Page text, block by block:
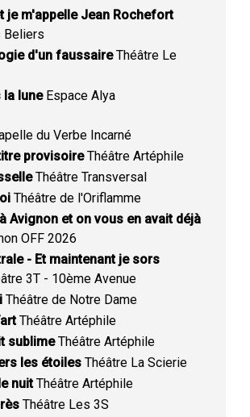
je m'appelle Jean Rochefort
Beliers
d'un faussaireThéâtre Le
la luneEspace Alya
du Verbe Incarné
provisoireThéâtre Artéphile
Théâtre Transversal
Théâtre de l'Oriflamme
Avignon et on vous en avait déjà
OFF 2026
- Et maintenant je sors
3T - 10ème Avenue
Théâtre de Notre Dame
Théâtre Artéphile
sublimeThéâtre Artéphile
les étoiles Théâtre La Scierie
nuitThéâtre Artéphile
Théâtre Les 3S